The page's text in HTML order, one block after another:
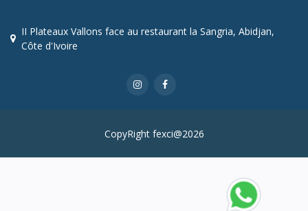
II Plateaux Vallons face au restaurant la Sangria, Abidjan,
Côte d'Ivoire
CopyRight fexci@2026